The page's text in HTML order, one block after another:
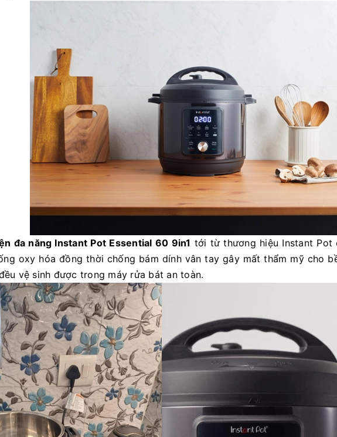
đa năng Instant Pot Essential 60 9in1 tới từ thương hiệu Instant
oxy hóa đồng thời chống bám dính vân tay gây mất thẩm mỹ cho
vệ sinh được trong máy rửa bát an toàn.